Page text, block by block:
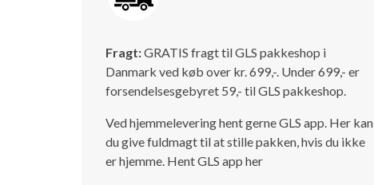
Fragt:GRATIS fragt til GLS pakkeshop i
Danmark ved køb over kr. 699,-. Under 699,- er
forsendelsesgebyret 59,- til GLS pakkeshop.
Ved hjemmelevering hent gerne GLS app. Her kan
du give fuldmagt til at stille pakken, hvis du ikke
er hjemme. Hent GLS app her